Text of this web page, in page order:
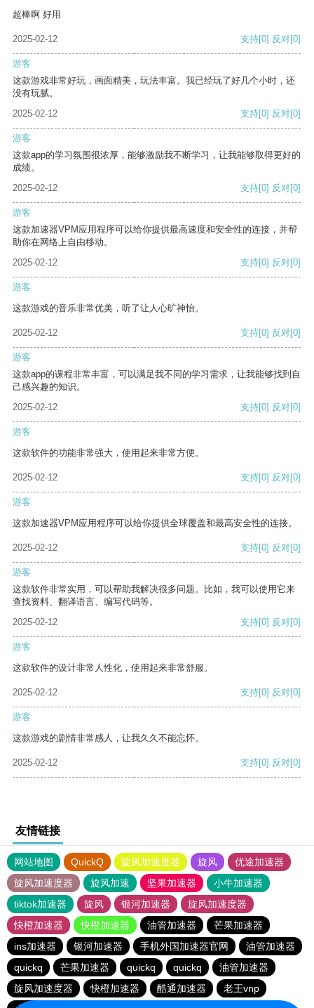
超棒啊 好用
2025-02-12 支持[0] 反对[0]
游客
这款游戏非常好玩，画面精美，玩法丰富。我已经玩了好几个小时，还
没有玩腻。
2025-02-12
支持[0] 反对[0]
游客
这款app的学习氛围很浓厚，能够激励我不断学习，让我能够取得更好的
成绩。
2025-02-12
支持[0] 反对[0]
游客
这款加速器VPM应用程序可以给你提供最高速度和安全性的连接，并帮
助你在网络上自由移动。
2025-02-12
支持[0] 反对[0]
游客
这款游戏的音乐非常优美，听了让人心旷神怡。
2025-02-12 支持[0] 反对[0]
游客
这款app的课程非常丰富，可以满足我不同的学习需求，让我能够找到自
己感兴趣的知识。
2025-02-12
支持[0] 反对[0]
游客
这款软件的功能非常强大，使用起来非常方便。
2025-02-12 支持[0] 反对[0]
游客
这款加速器VPM应用程序可以给你提供全球覆盖和最高安全性的连接。
2025-02-12 支持[0] 反对[0]
游客
这款软件非常实用，可以帮助我解决很多问题。比如，我可以使用它来
查找资料、翻译语言、编写代码等。
2025-02-12
支持[0] 反对[0]
游客
这款软件的设计非常人性化，使用起来非常舒服。
2025-02-12 支持[0] 反对[0]
游客
这款游戏的剧情非常感人，让我久久不能忘怀。
2025-02-12 支持[0] 反对[0]
友情链接
网站地图 QuickQ 旋风加速度器 旋风
优途加速器
旋风加速度器
旋风加速 坚果加速器
小牛加速器
tiktok加速器
旋风 银河加速器
旋风加速度器
快橙加速器
快橙加速器 油管加速器
芒果加速器
ins加速器
银河加速器 手机外国加速器官网
油管加速器
quickq
芒果加速器 quickq quickq
油管加速器
旋风加速度器
快橙加速器 酷通加速器
老王vnp